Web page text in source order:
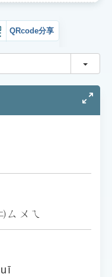
QRcode分享
切換
ㄨㄟ